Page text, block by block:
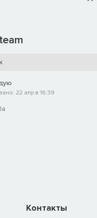
22 апр в 16:39
Контакты